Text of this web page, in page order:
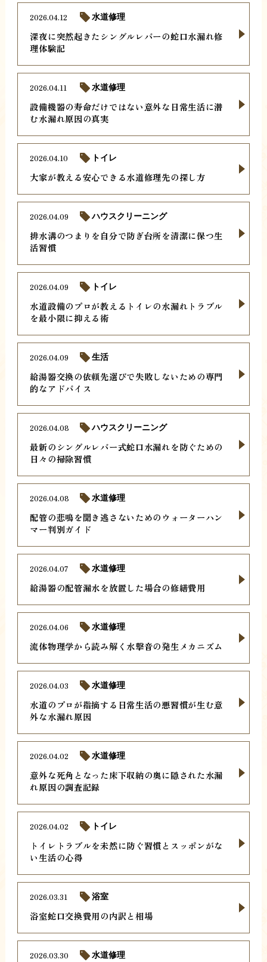
深夜に突然起きたシングルレバーの蛇口水漏れ修
理体験記
2026.04.12 水道修理
設備機器の寿命だけではない意外な日常生活に潜
む水漏れ原因の真実
2026.04.11 水道修理
大家が教える安心できる水道修理先の探し方
2026.04.10 トイレ
排水溝のつまりを自分で防ぎ台所を清潔に保つ生
活習慣
2026.04.09 ハウスクリーニング
水道設備のプロが教えるトイレの水漏れトラブル
を最小限に抑える術
2026.04.09 トイレ
給湯器交換の依頼先選びで失敗しないための専門
的なアドバイス
2026.04.09 生活
最新のシングルレバー式蛇口水漏れを防ぐための
日々の掃除習慣
2026.04.08 ハウスクリーニング
配管の悲鳴を聞き逃さないためのウォーターハン
マー判別ガイド
2026.04.08 水道修理
給湯器の配管漏水を放置した場合の修繕費用
2026.04.07 水道修理
流体物理学から読み解く水撃音の発生メカニズム
2026.04.06 水道修理
水道のプロが指摘する日常生活の悪習慣が生む意
外な水漏れ原因
2026.04.03 水道修理
意外な死角となった床下収納の奥に隠された水漏
れ原因の調査記録
2026.04.02 水道修理
トイレトラブルを未然に防ぐ習慣とスッポンがな
い生活の心得
2026.04.02 トイレ
浴室蛇口交換費用の内訳と相場
2026.03.31 浴室
2026.03.30 水道修理